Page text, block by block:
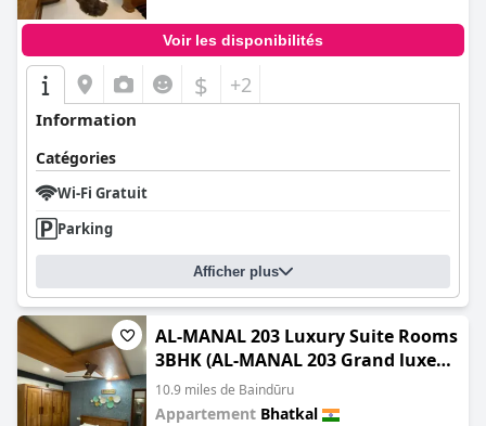
Voir les disponibilités
$ +2
Information
Catégories
Wi-Fi Gratuit
Parking
Afficher plus
AL-MANAL 203 Luxury Suite Rooms
3BHK (AL-MANAL 203 Grand luxe
3BHK Suite)
10.9 miles de Baindūru
Appartement Bhatkal